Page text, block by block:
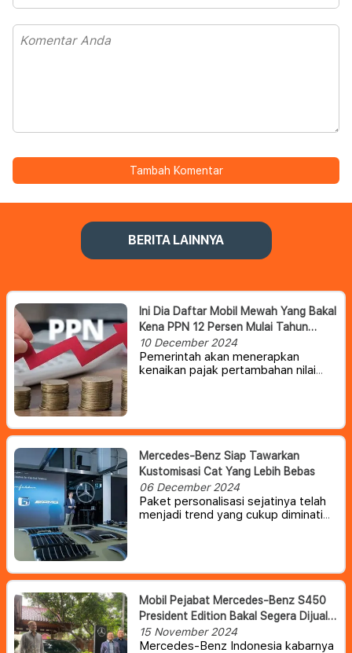
Tambah Komentar
BERITA LAINNYA
Ini Dia Daftar Mobil Mewah Yang Bakal
Kena PPN 12 Persen Mulai Tahun
Depan
10 December 2024
Pemerintah akan menerapkan
kenaikan pajak pertambahan nilai
Indonesia.
Mercedes-Benz Siap Tawarkan
Kustomisasi Cat Yang Lebih Bebas
06 December 2024
Paket personalisasi sejatinya telah
menjadi trend yang cukup diminati
pelanggan yang menginginkan
sesuatu yang unik pada mobilnya.
Mobil Pejabat Mercedes-Benz S450
President Edition Bakal Segera Dijual
Bebas
15 November 2024
Mercedes-Benz Indonesia kabarnya